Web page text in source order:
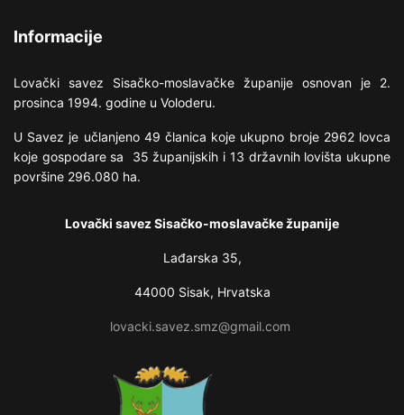
Informacije
Lovački savez Sisačko-moslavačke županije osnovan je 2.
prosinca 1994. godine u Voloderu.
U Savez je učlanjeno 49 članica koje ukupno broje 2962 lovca
koje gospodare sa 35 županijskih i 13 državnih lovišta ukupne
površine 296.080 ha.
Lovački savez Sisačko-moslavačke županije
Lađarska 35,
44000 Sisak, Hrvatska
lovacki.savez.smz@gmail.com